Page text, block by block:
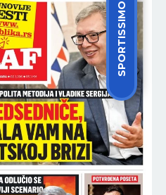
SPORTISSIMO